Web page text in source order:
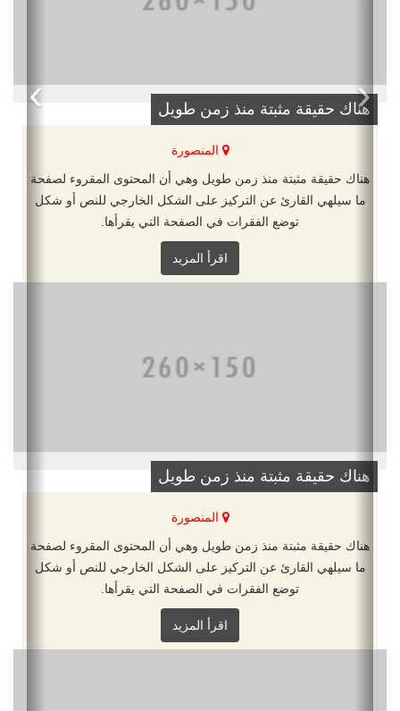
هناك حقيقة مثبتة منذ زمن طويل
المنصورة
هناك حقيقة مثبتة منذ زمن طويل وهي أن المحتوى المقروء لصفحة
ما سيلهي القارئ عن التركيز على الشكل الخارجي للنص أو شكل
توضع الفقرات في الصفحة التي يقرأها.
اقرأ المزيد
هناك حقيقة مثبتة منذ زمن طويل
المنصورة
هناك حقيقة مثبتة منذ زمن طويل وهي أن المحتوى المقروء لصفحة
ما سيلهي القارئ عن التركيز على الشكل الخارجي للنص أو شكل
توضع الفقرات في الصفحة التي يقرأها.
اقرأ المزيد
‹
›